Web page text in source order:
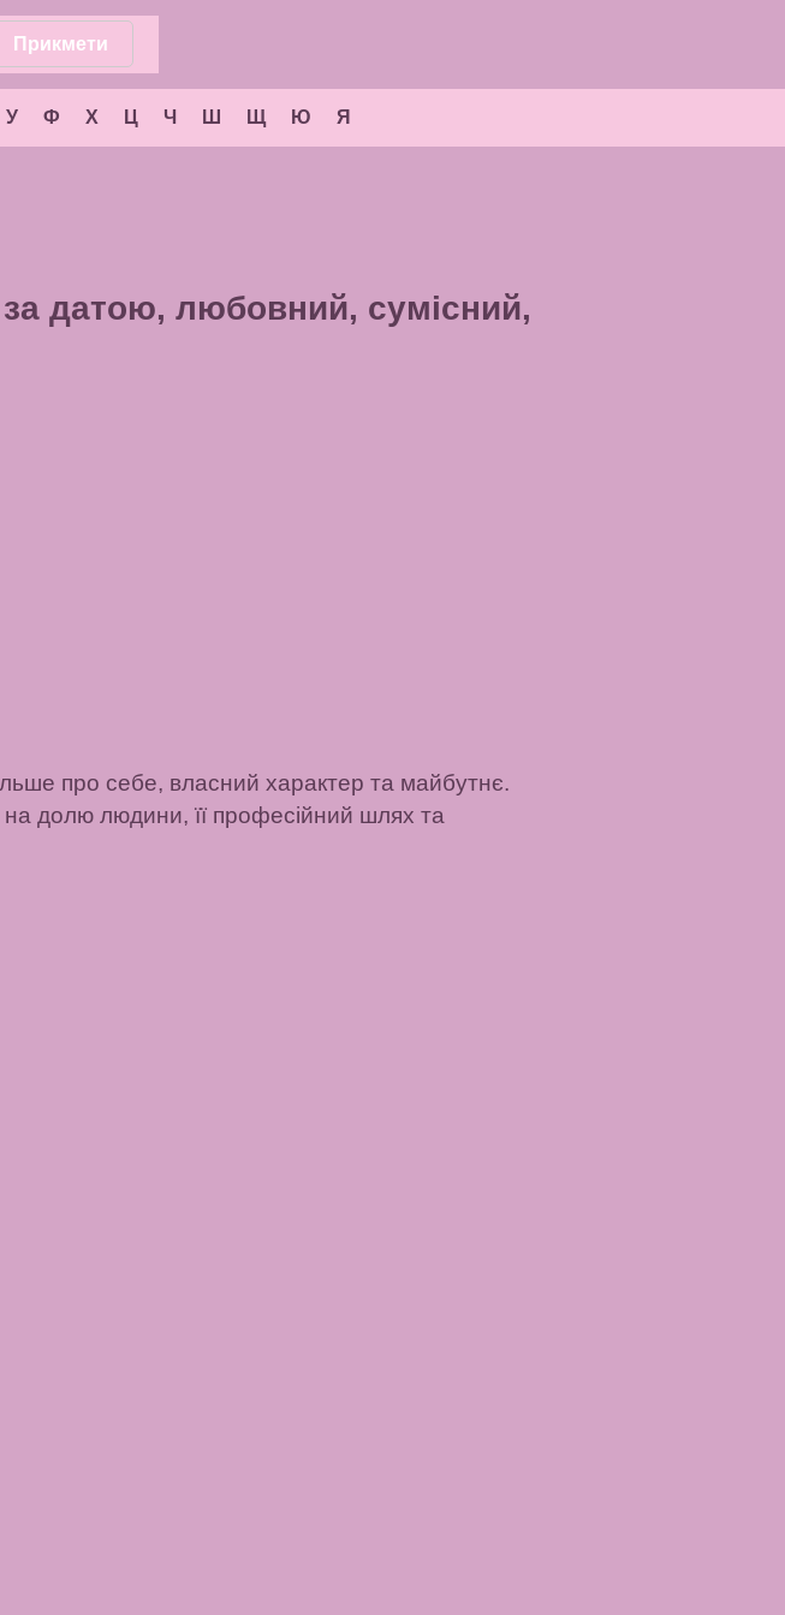
Прикмети
У Ф Х Ц Ч Ш Щ Ю Я
за датою, любовний, сумісний,
про себе, власний характер та майбутнє.
долю людини, її професійний шлях та